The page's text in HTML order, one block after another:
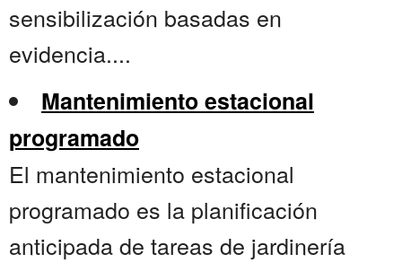
sensibilización basadas en
evidencia....
Mantenimiento estacional
programado
El mantenimiento estacional
programado es la planificación
anticipada de tareas de jardinería